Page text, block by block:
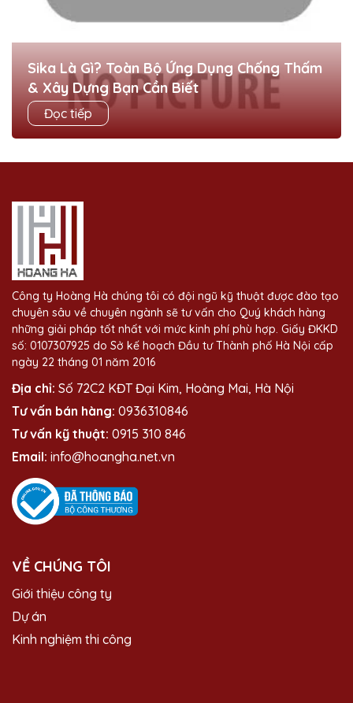
Sika Là Gì? Toàn Bộ Ứng Dụng Chống Thấm
& Xây Dựng Bạn Cần Biết
Cái tên Sika xuất hiện ở hầu hết các công trình xây dựng
— từ căn nhà phố bình thường đến những tòa nhà cao
tầng hay nhà máy công...
Đọc tiếp
Công ty Hoàng Hà chúng tôi có đội ngũ kỹ thuật được đào tạo
chuyên sâu về chuyên ngành sẽ tư vấn cho Quý khách hàng
những giải pháp tốt nhất với mức kinh phí phù hợp. Giấy ĐKKD
số: 0107307925 do Sở kế hoạch Đầu tư Thành phố Hà Nội cấp
ngày 22 tháng 01 năm 2016
Địa chỉ: Số 72C2 KĐT Đại Kim, Hoàng Mai, Hà Nội
Tư vấn bán hàng: 0936310846
Tư vấn kỹ thuật: 0915 310 846
Email: info@hoangha.net.vn
VỀ CHÚNG TÔI
Giới thiệu công ty
Dự án
Kinh nghiệm thi công